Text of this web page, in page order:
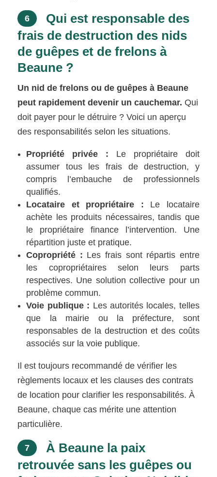
6
Qui est responsable des
frais de destruction des nids
de guêpes et de frelons à
Beaune ?
Un nid de frelons ou de guêpes à Beaune
peut rapidement devenir un cauchemar. Qui
doit payer pour le détruire ? Voici un aperçu
des responsabilités selon les situations.
Propriété privée : Le propriétaire doit
assumer tous les frais de destruction, y
compris l’embauche de professionnels
qualifiés.
Locataire et propriétaire : Le locataire
achète les produits nécessaires, tandis que
le propriétaire finance l’intervention. Une
répartition juste et pratique.
Copropriété : Les frais sont répartis entre
les copropriétaires selon leurs parts
respectives. Une solution collective pour un
problème commun.
Voie publique : Les autorités locales, telles
que la mairie ou la préfecture, sont
responsables de la destruction et des coûts
associés sur la voie publique.
Il est toujours recommandé de vérifier les
règlements locaux et les clauses des contrats
de location pour clarifier les responsabilités. À
Beaune, chaque cas mérite une attention
particulière.
7
À Beaune la paix
retrouvée sans les guêpes ou